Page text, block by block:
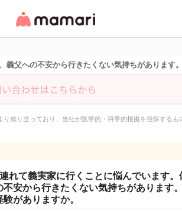
リ・情報サイト
父への不安から行きたくない気持ちがあります
成り立っており、当社が医学的・科学的根拠を担保するも
れて義実家に行くことに悩んでいます。
安から行きたくない気持ちがあります
がありますか。